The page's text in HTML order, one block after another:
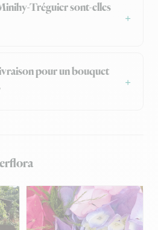
Tréguier sont-elles
pour un bouquet